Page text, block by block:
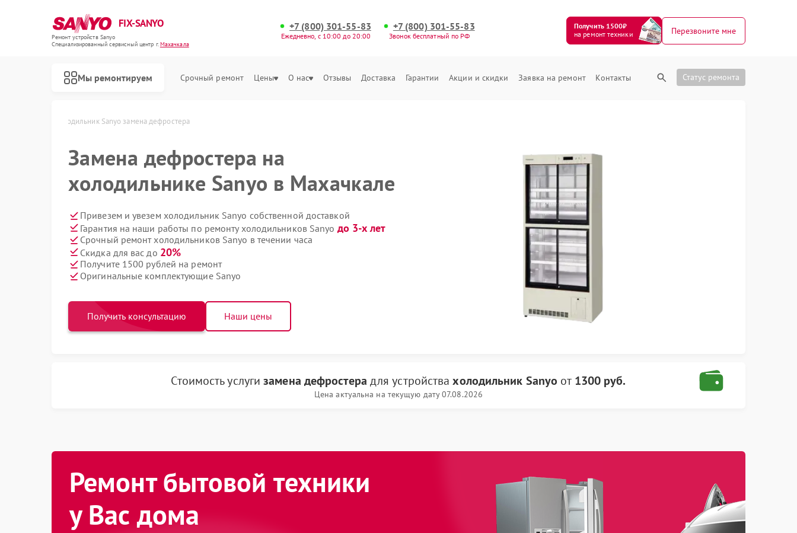
FIX-SANYO
Ремонт устройств Sanyo
Специализированный cервисный центр г.Махачкала
+7 (800) 301-55-83
Ежедневно, с 10:00 до 20:00
+7 (800) 301-55-83
Звонок бесплатный по РФ
Получить 1500₽
на ремонт техники
Перезвоните мне
Мы ремонтируем Срочный ремонт Цены О нас Отзывы Доставка Гарантии Акции и скидки Заявка на ремонт Контакты Статус ремонта
Холодильник Sanyo замена дефростера
Замена дефростера на
холодильнике Sanyo в Махачкале
Привезем и увезем холодильник Sanyo собственной доставкой
Гарантия на наши работы по ремонту холодильников Sanyo до 3-х лет
Срочный ремонт холодильников Sanyo в течении часа
Скидка для вас до 20%
Получите 1500 рублей на ремонт
Оригинальные комплектующие Sanyo
Получить консультацию Наши цены
Стоимость услугизамена дефростера для устройствахолодильник Sanyo от 1300 руб.
Цена актуальна на текущую дату 07.08.2026
Ремонт бытовой техники
у Вас дома